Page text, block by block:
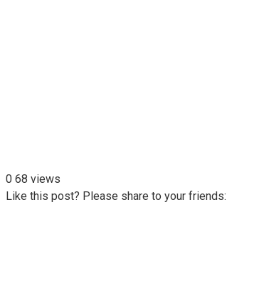
0 68 views
Like this post? Please share to your friends: